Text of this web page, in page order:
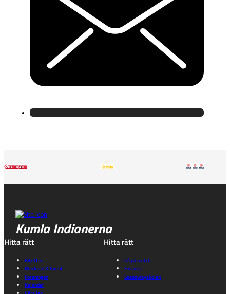
Kumla Indianerna
Hitta rätt
Biljetter
Marknad & Event
Föreningen
Kalender
Hitta rätt
Gå på match
Historia
Speedwayskolan